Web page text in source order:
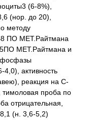
(6-8%),
(нор. до 20),
методу
ПО МЕТ.Райтмана
МЕТ.Райтмана и
фосфазы
активность
реакция на С-
тимоловая проба по
отрицательная,
(н. 3,6-5,2)